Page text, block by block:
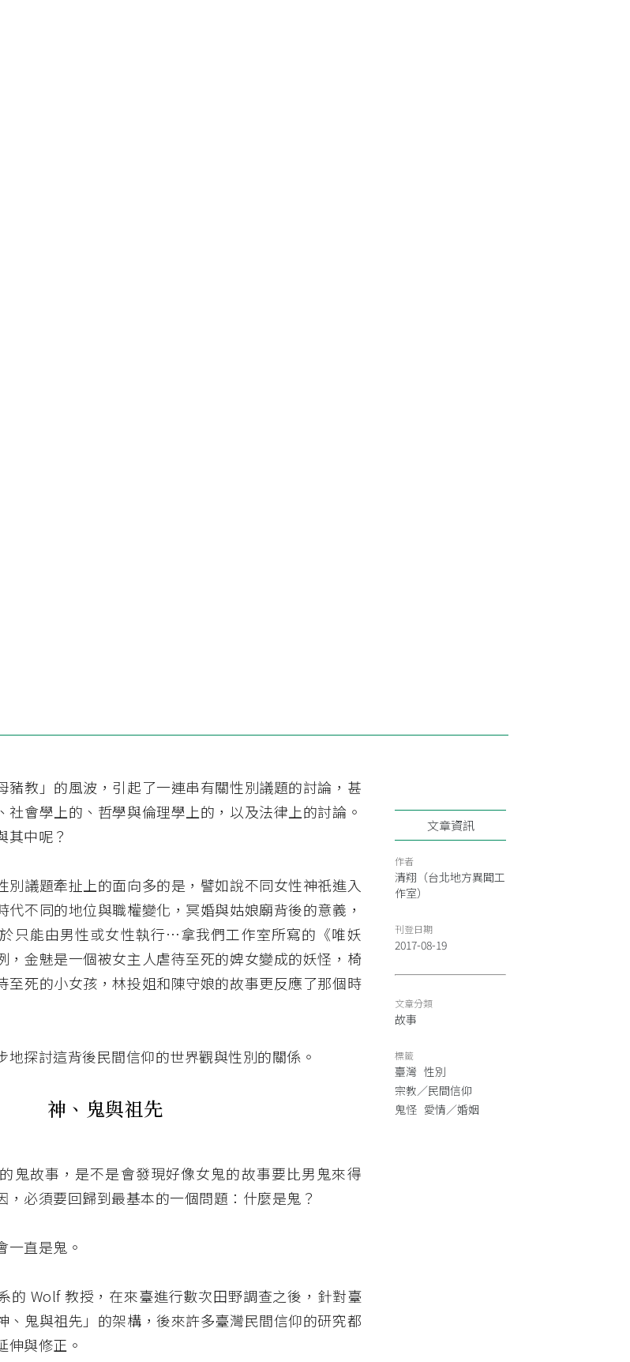
豬教」的風波，引起了一連串有關性別議題的討論，甚
社會學上的、哲學與倫理學上的，以及法律上的討論。
其中呢？
別議題牽扯上的面向多的是，譬如說不同女性神祇進入
代不同的地位與職權變化，冥婚與姑娘廟背後的意義，
只能由男性或女性執行…拿我們工作室所寫的《唯妖
，金魅是一個被女主人虐待至死的婢女變成的妖怪，椅
至死的小女孩，林投姐和陳守娘的故事更反應了那個時
地探討這背後民間信仰的世界觀與性別的關係。
神、鬼與祖先
鬼故事，是不是會發現好像女鬼的故事要比男鬼來得
，必須要回歸到最基本的一個問題：什麼是鬼？
一直是鬼。
的 Wolf 教授，在來臺進行數次田野調查之後，針對臺
、鬼與祖先」的架構，後來許多臺灣民間信仰的研究都
伸與修正。
文章資訊
作者
清翔（台北地方異聞工
作室）
刊登日期
2017-08-19
文章分類
故事
標籤
臺灣 性別
宗教／民間信仰
鬼怪 愛情／婚姻